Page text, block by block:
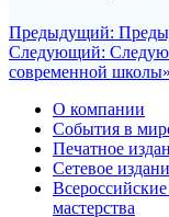
Предыдущий:
Следующий:
современной
О компании
События в
Печатное
Сетевое
мастерства